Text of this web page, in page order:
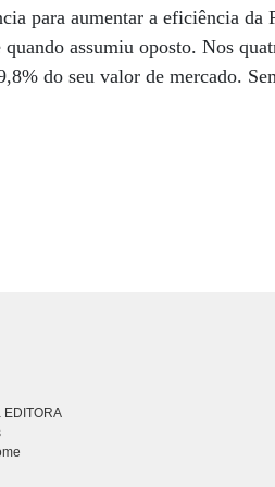
para aumentar a eficiência da
assumiu oposto. Nos
do seu valor de mercado.